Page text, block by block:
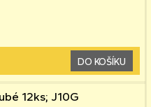
DO KOŠÍKU
12ks; J10G